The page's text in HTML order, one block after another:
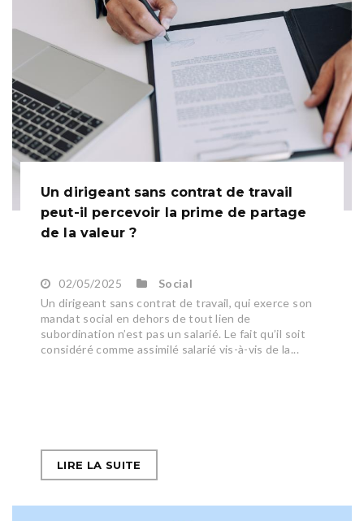
Un dirigeant sans contrat de travail
peut-il percevoir la prime de partage
de la valeur ?
02/05/2025
Social
Un dirigeant sans contrat de travail, qui exerce son
mandat social en dehors de tout lien de
subordination n’est pas un salarié. Le fait qu’il soit
considéré comme assimilé salarié vis-à-vis de la...
LIRE LA SUITE